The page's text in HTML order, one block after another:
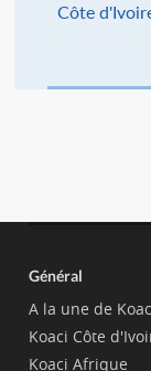
Côte
Général
A la une de
Koaci Côte
Koaci Afrique